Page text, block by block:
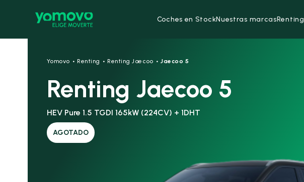
Coches en StockNuestras marcasRenting
Yomovo · Renting · Renting Jaecoo · Jaecoo 5
Renting Jaecoo 5
HEV Pure 1.5 TGDI 165kW (224CV) + 1DHT
AGOTADO